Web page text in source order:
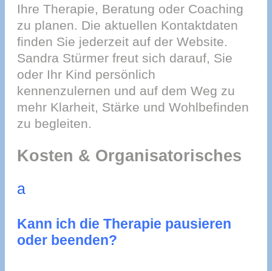
Ihre Therapie, Beratung oder Coaching
zu planen. Die aktuellen Kontaktdaten
finden Sie jederzeit auf der Website.
Sandra Stürmer freut sich darauf, Sie
oder Ihr Kind persönlich
kennenzulernen und auf dem Weg zu
mehr Klarheit, Stärke und Wohlbefinden
zu begleiten.
Kosten & Organisatorisches
a
Kann ich die Therapie pausieren
oder beenden?